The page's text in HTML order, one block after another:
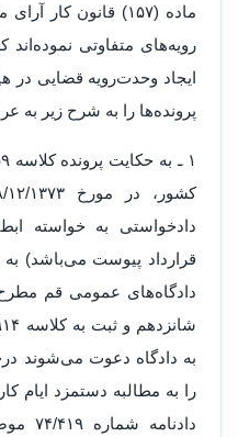
ماده (۱۵۷) قانون
رو‌یه‌های متفاو‌تی
ایجاد و‌حدت‌رو‌یه قضایی
پرو‌نده‌ها را به شرح زیر
دادخواستی به خواسته
قرارداد پیوست می‌باشد)
دادگاه‌های عمومی قم مطرح
به دادگاه دعوت می‌شوند
را به مطالبه دستمزد ایام